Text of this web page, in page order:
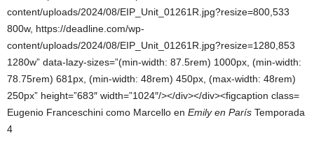
Eugenio Franceschini como Marcello en Emily en París Temporada
4